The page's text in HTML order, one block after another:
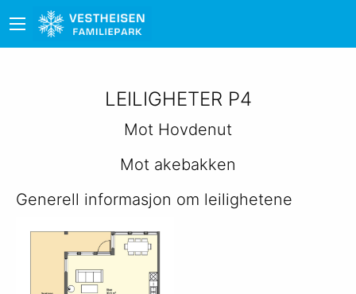
LEILIGHETER P4
Mot Hovdenut
Mot akebakken
Generell informasjon om leilighetene